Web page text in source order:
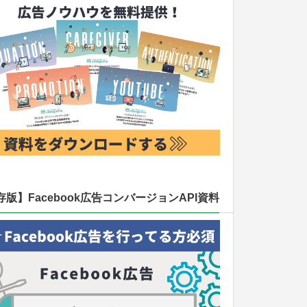
版】Facebook広告コンバージョンAPI資料